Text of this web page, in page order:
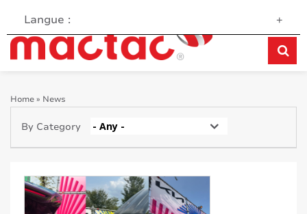
Langue : +
Home» News
By Category - Any -